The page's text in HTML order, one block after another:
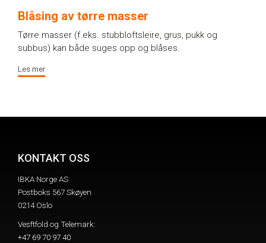
Blåsing av tørre masser
Tørre masser (f.eks. stubbloftsleire, grus, pukk og
subbus) kan både suges opp og blåses.
Les mer
KONTAKT OSS
IBKA Norge AS
Postboks 567 Skøyen
0214 Oslo
Vesftfold og Telemark:
+47 69 70 97 40